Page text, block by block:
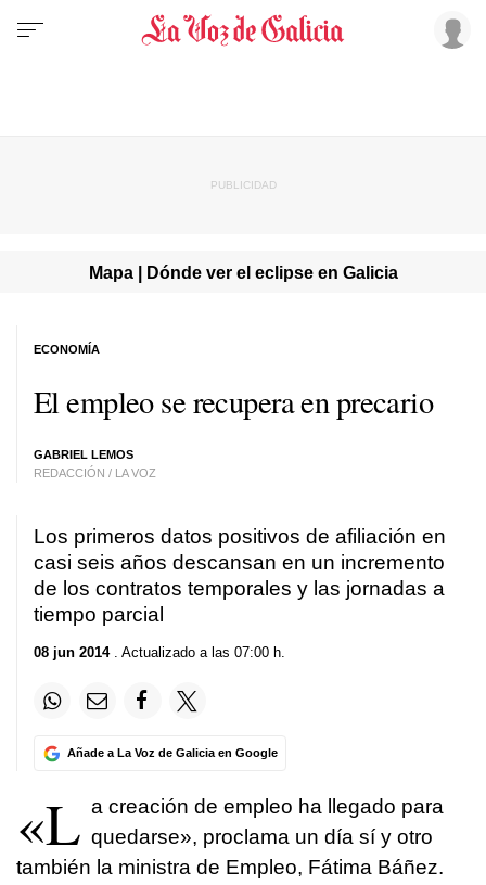
Mapa | Dónde ver el eclipse en Galicia
El empleo se recupera en precario
GABRIEL LEMOS
REDACCIÓN / LA VOZ
ECONOMÍA
Los primeros datos positivos de afiliación en
casi seis años descansan en un incremento
de los contratos temporales y las jornadas a
tiempo parcial
08 jun 2014. Actualizado a las 07:00 h.
Añade a La Voz de Galicia en Google
«L a creación de empleo ha llegado para
quedarse», proclama un día sí y otro
también la ministra de Empleo, Fátima Báñez.